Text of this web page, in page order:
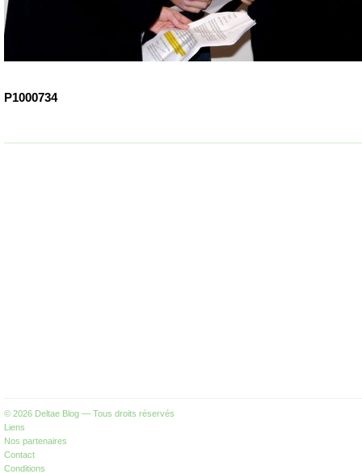
P1000734
© 2026 Deltae Blog — Tous droits réservés
Liens
Nos partenaires
Contact
Conditions